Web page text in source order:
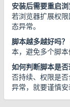
安装后需要重启浏
若浏览器扩展权
态异常。
脚本越多越好吗？
本，避免多个脚本
如何判断脚本是否
否持续、权限是
异常，就要谨慎安